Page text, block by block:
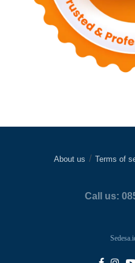
About us Terms of
Call us: